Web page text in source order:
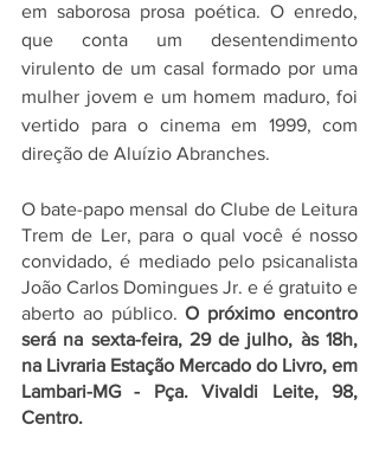
em saborosa prosa poética. O enredo,
que conta um desentendimento
virulento de um casal formado por uma
mulher jovem e um homem maduro, foi
vertido para o cinema em 1999, com
direção de Aluízio Abranches.
O bate-papo mensal do Clube de Leitura
Trem de Ler, para o qual você é nosso
convidado, é mediado pelo psicanalista
João Carlos Domingues Jr. e é gratuito e
aberto ao público. O próximo encontro
será na sexta-feira, 29 de julho, às 18h,
na Livraria Estação Mercado do Livro, em
Lambari-MG - Pça. Vivaldi Leite, 98,
Centro.